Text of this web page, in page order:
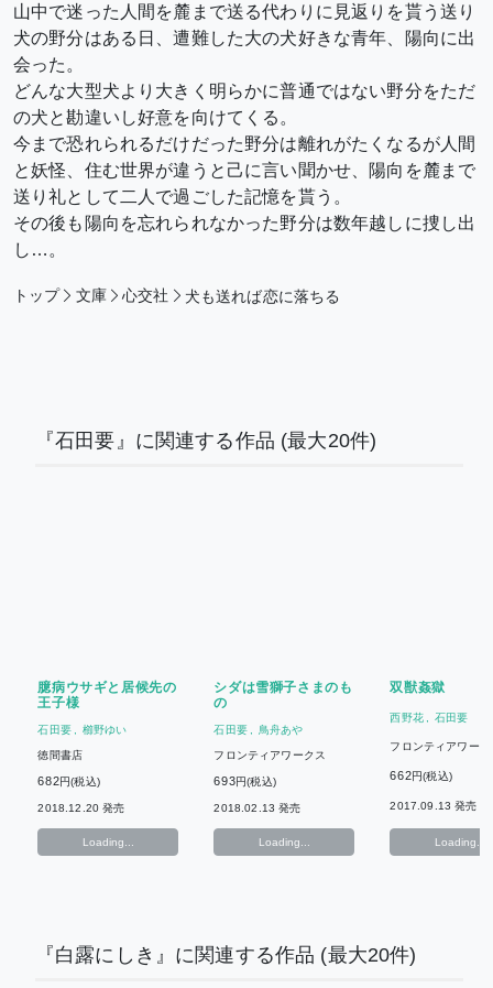
山中で迷った人間を麓まで送る代わりに見返りを貰う送り
犬の野分はある日、遭難した大の犬好きな青年、陽向に出
会った。
どんな大型犬より大きく明らかに普通ではない野分をただ
の犬と勘違いし好意を向けてくる。
今まで恐れられるだけだった野分は離れがたくなるが人間
と妖怪、住む世界が違うと己に言い聞かせ、陽向を麓まで
送り礼として二人で過ごした記憶を貰う。
その後も陽向を忘れられなかった野分は数年越しに捜し出
し…。
トップ 文庫 心交社 犬も送れば恋に落ちる
『石田要』に関連する作品 (最大20件)
臆病ウサギと居候先の
王子様
石田要 櫛野ゆい
徳間書店
682円(税込)
2018.12.20 発売
Loading...
シダは雪獅子さまのも
の
石田要 鳥舟あや
フロンティアワークス
693円(税込)
2018.02.13 発売
Loading...
双獣姦獄
西野花 石田要
フロンティアワーク
662円(税込)
2017.09.13 発売
Loading...
『白露にしき』に関連する作品 (最大20件)